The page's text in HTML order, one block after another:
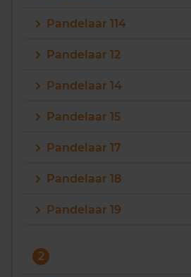
Maandag t/m vrijdag - 08:00 -18:00
Pandelaar 114
Pandelaar 12
Pandelaar 14
Pandelaar 15
Pandelaar 17
Pandelaar 18
Pandelaar 19
2